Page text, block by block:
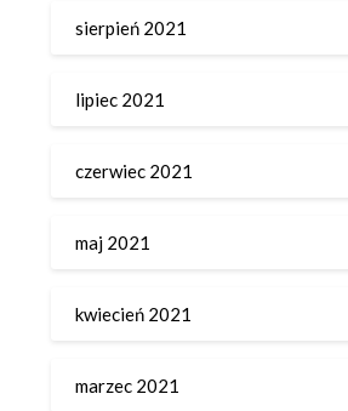
sierpień 2021
lipiec 2021
czerwiec 2021
maj 2021
kwiecień 2021
marzec 2021